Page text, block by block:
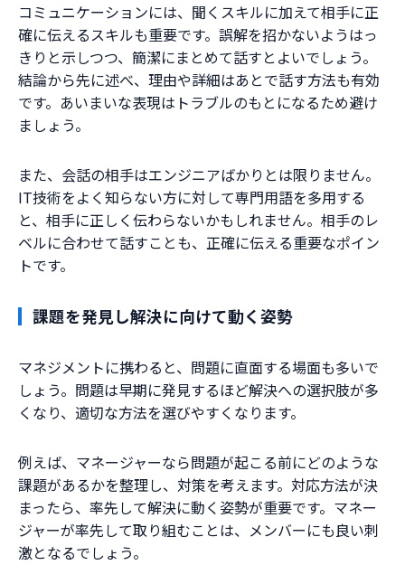
コミュニケーションには、聞くスキルに加えて相手に正
確に伝えるスキルも重要です。誤解を招かないようはっ
きりと示しつつ、簡潔にまとめて話すとよいでしょう。
結論から先に述べ、理由や詳細はあとで話す方法も有効
です。あいまいな表現はトラブルのもとになるため避け
ましょう。
また、会話の相手はエンジニアばかりとは限りません。
IT技術をよく知らない方に対して専門用語を多用する
と、相手に正しく伝わらないかもしれません。相手のレ
ベルに合わせて話すことも、正確に伝える重要なポイン
トです。
課題を発見し解決に向けて動く姿勢
マネジメントに携わると、問題に直面する場面も多いで
しょう。問題は早期に発見するほど解決への選択肢が多
くなり、適切な方法を選びやすくなります。
例えば、マネージャーなら問題が起こる前にどのような
課題があるかを整理し、対策を考えます。対応方法が決
まったら、率先して解決に動く姿勢が重要です。マネー
ジャーが率先して取り組むことは、メンバーにも良い刺
激となるでしょう。